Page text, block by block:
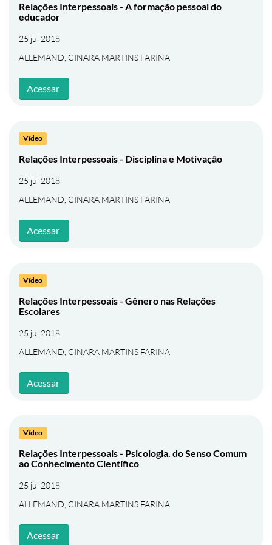
Relações Interpessoais - A formação pessoal do
educador
25 jul 2018
ALLEMAND, CINARA MARTINS FARINA
Acessar
Vídeo
Relações Interpessoais - Disciplina e Motivação
25 jul 2018
ALLEMAND, CINARA MARTINS FARINA
Acessar
Vídeo
Relações Interpessoais - Gênero nas Relações
Escolares
25 jul 2018
ALLEMAND, CINARA MARTINS FARINA
Acessar
Vídeo
Relações Interpessoais - Psicologia. do Senso Comum
ao Conhecimento Científico
25 jul 2018
ALLEMAND, CINARA MARTINS FARINA
Acessar